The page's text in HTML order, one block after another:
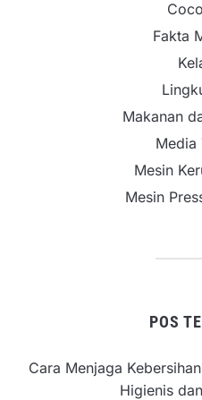
Fakta
Makanan
Media
Mesin
Mesin
POS
Cara Menjaga
Higienis